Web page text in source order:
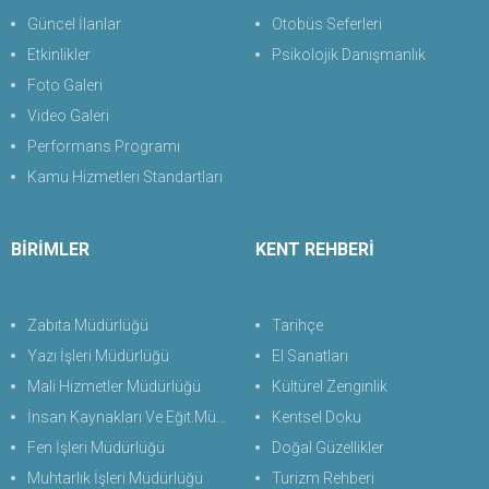
Güncel İlanlar
Etkinlikler
Foto Galeri
Video Galeri
Performans Programı
Kamu Hizmetleri Standartları
Otobüs Seferleri
Psikolojik Danışmanlık
BİRİMLER
Zabıta Müdürlüğü
Yazı İşleri Müdürlüğü
Mali Hizmetler Müdürlüğü
İnsan Kaynakları Ve Eğit.Müdürlüğü
Fen İşleri Müdürlüğü
Muhtarlık İşleri Müdürlüğü
KENT REHBERİ
Tarihçe
El Sanatları
Kültürel Zenginlik
Kentsel Doku
Doğal Güzellikler
Turizm Rehberi